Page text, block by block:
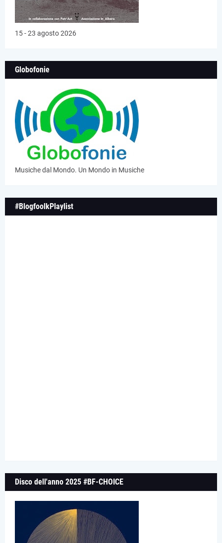
15 - 23 agosto 2026
Globofonie
Musiche dal Mondo. Un Mondo in Musiche
#BlogfoolkPlaylist
Disco dell'anno 2025 #BF-CHOICE